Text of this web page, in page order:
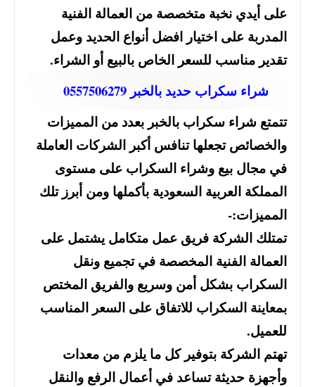
على أيدي نخبة متخصصة من العمالة الفنية
المدربة على اختيار افضل أنواع الحديد وعمل
تقدير مناسب للسعر الخاص بالبيع أو الشراء.
شراء سكراب حديد بالخبر 0557506279
تتمتع شراء سكراب بالخبر بعدد من المميزات
والخصائص تجعلها تنافس أكبر الشركات العاملة
في مجال بيع وشراء السكراب على مستوى
المملكة العربية السعودية بأكملها ومن أبرز تلك
المميزات:-
تمتلك الشركة فريق عمل متكامل يشتمل على
العمالة الفنية المخصصة في تجميع ونقل
السكراب بشكل أمن وسريع والفريق المختص
بمعاينة السكراب للاتفاق على السعر المناسب
للعميل.
تهتم الشركة بتوفير كل ما يلزم من معدات
وأجهزة حديثة تساعد في أعمال الرفع والنقل